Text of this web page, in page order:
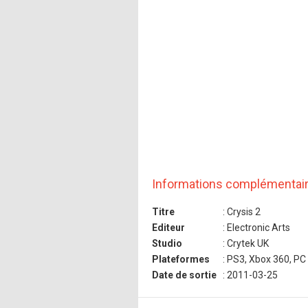
Informations
Titre
: Crysis 2
Editeur
: Electronic Arts
Studio
: Crytek UK
Plateformes
: PS3, Xbox 360, PC
Date de sortie
: 2011-03-25